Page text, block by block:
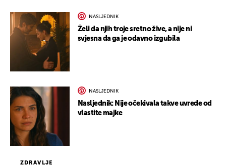
ZDRAVLJE
NASLJEDNIK
Želi da njih troje sretno žive, a nije ni
svjesna da ga je odavno izgubila
NASLJEDNIK
Nasljednik: Nije očekivala takve uvrede od
vlastite majke